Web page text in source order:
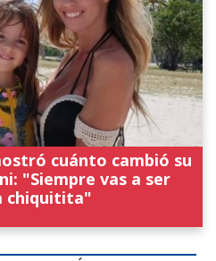
cuánto cambió su
"Siempre vas a ser
chiquitita"